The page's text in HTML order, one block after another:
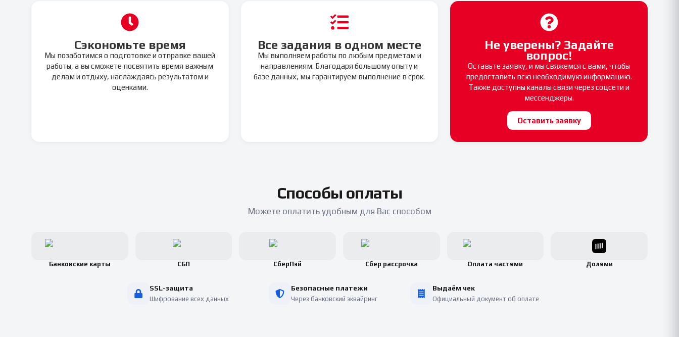
Сэкономьте время
Мы позаботимся о подготовке и отправке вашей
работы, а вы сможете посвятить время важным
делам и отдыху, наслаждаясь результатом и
оценками.
Все задания в одном месте
Мы выполняем работы по любым предметам и
направлениям. Благодаря большому опыту и
базе данных, мы гарантируем выполнение в срок.
Не уверены? Задайте
вопрос!
Оставьте заявку, и мы свяжемся с вами, чтобы
предоставить всю необходимую информацию.
Также доступны каналы связи через соцсети и
мессенджеры.
Оставить заявку
Способы оплаты
Можете оплатить удобным для Вас способом
Банковские карты СБП СберПэй Сбер рассрочка Оплата частями Долями
SSL-защита
Шифрование всех данных
Безопасные платежи
Через банковский эквайринг
Выдаём чек
Официальный документ об оплате